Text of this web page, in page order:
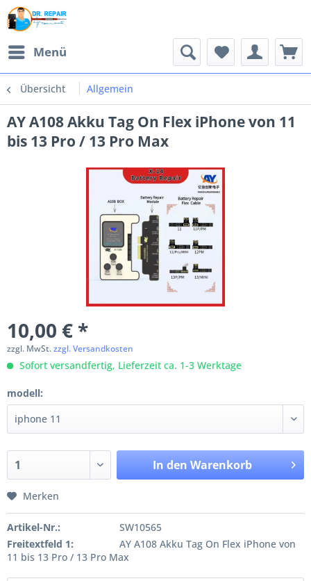
Menü
Übersicht Allgemein
AY A108 Akku Tag On Flex iPhone von 11
bis 13 Pro / 13 Pro Max
10,00 € *
zzgl. MwSt.zzgl. Versandkosten
Sofort versandfertig, Lieferzeit ca. 1-3 Werktage
modell:
In den Warenkorb
Merken
Artikel-Nr.:
SW10565
Freitextfeld 1:
AY A108 Akku Tag On Flex iPhone von
11 bis 13 Pro / 13 Pro Max